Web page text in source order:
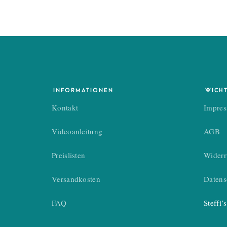
INFORMATIONEN
Kontakt
Videoanleitung
Preislisten
Versandkosten
FAQ
AGB